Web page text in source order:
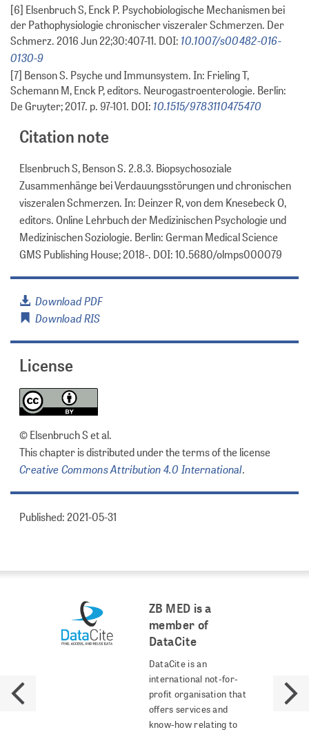
[6] Elsenbruch S, Enck P. Psychobiologische Mechanismen bei
der Pathophysiologie chronischer viszeraler Schmerzen. Der
Schmerz. 2016 Jun 22;30:407-11. DOI: 10.1007/s00482-016-
0130-9
[7] Benson S. Psyche und Immunsystem. In: Frieling T,
Schemann M, Enck P, editors. Neurogastroenterologie. Berlin:
De Gruyter; 2017. p. 97-101. DOI: 10.1515/9783110475470
Citation note
Elsenbruch S, Benson S. 2.8.3. Biopsychosoziale
Zusammenhänge bei Verdauungsstörungen und chronischen
viszeralen Schmerzen. In: Deinzer R, von dem Knesebeck O,
editors. Online Lehrbuch der Medizinischen Psychologie und
Medizinischen Soziologie. Berlin: German Medical Science
GMS Publishing House; 2018-. DOI: 10.5680/olmps000079
Download PDF
Download RIS
License
© Elsenbruch S et al.
This chapter is distributed under the terms of the license
Creative Commons Attribution 4.0 International.
Published: 2021-05-31
ZB MED is a
member of
DataCite
DataCite is an
international not-for-
profit organisation that
offers services and
know-how relating to